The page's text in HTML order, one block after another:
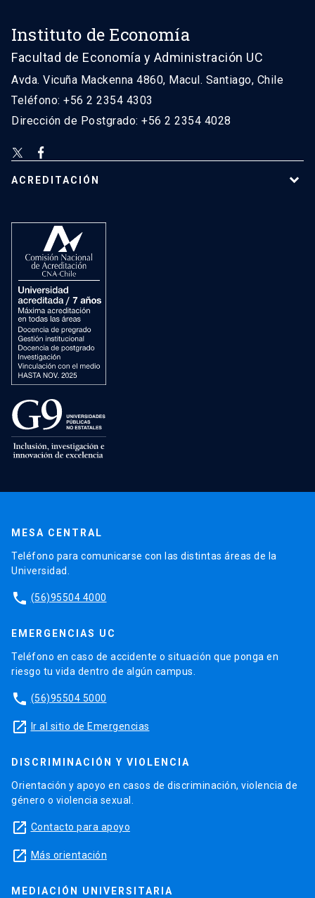
Instituto de Economía
Facultad de Economía y Administración UC
Avda. Vicuña Mackenna 4860, Macul. Santiago, Chile
Teléfono: +56 2 2354 4303
Dirección de Postgrado: +56 2 2354 4028
ACREDITACIÓN
MESA CENTRAL
Teléfono para comunicarse con las distintas áreas de la
Universidad.
phone (56)95504 4000
EMERGENCIAS UC
Teléfono en caso de accidente o situación que ponga en
riesgo tu vida dentro de algún campus.
phone (56)95504 5000
launch Ir al sitio de Emergencias
DISCRIMINACIÓN Y VIOLENCIA
Orientación y apoyo en casos de discriminación, violencia de
género o violencia sexual.
launch Contacto para apoyo
launch Más orientación
MEDIACIÓN UNIVERSITARIA